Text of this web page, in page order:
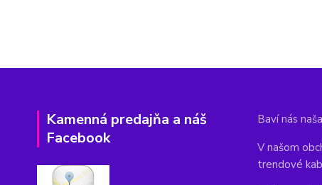
Kamenná predajňa a náš
Facebook
Baví nás
V našom
trendové